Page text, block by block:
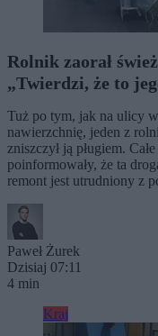
Rolnik zaorał
„Twierdzi, że to
Tuż po tym, jak na ulicy
nawierzchnię, jeden z
zniszczył ją pługiem.
poinformowały, że ta
remont jest utrudniony z
Paweł Żurek
Dzisiaj 07:11
4 min
Kraj